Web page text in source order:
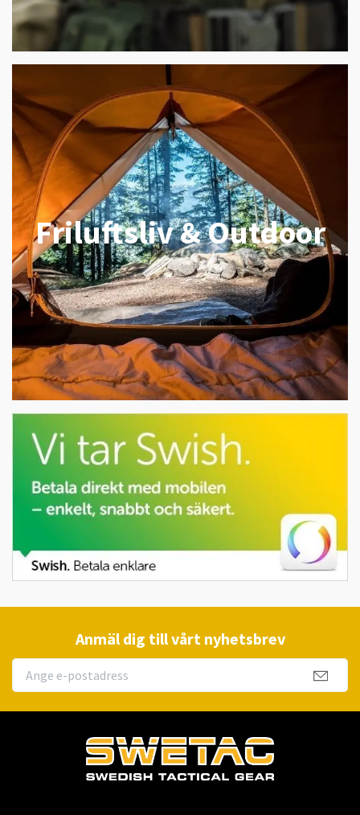
Friluftsliv & Outdoor
Anmäl dig till vårt nyhetsbrev